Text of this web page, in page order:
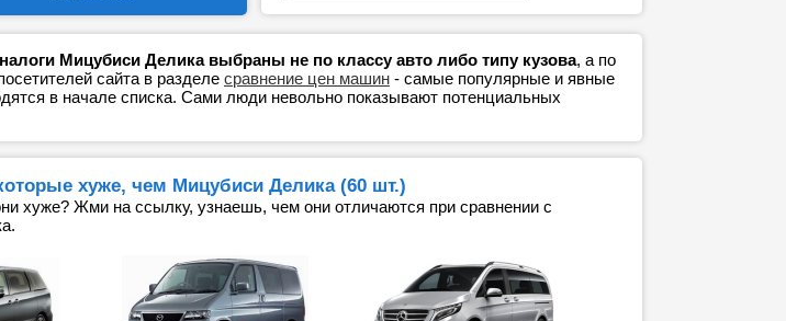
Мицубиси Делика выбраны не по классу авто либо типу кузова, а по
сайта в разделе сравнение цен машин - самые популярные и явные
в начале списка. Сами люди невольно показывают потенциальных
хуже, чем Мицубиси Делика (60 шт.)
хуже? Жми на ссылку, узнаешь, чем они отличаются при сравнении с